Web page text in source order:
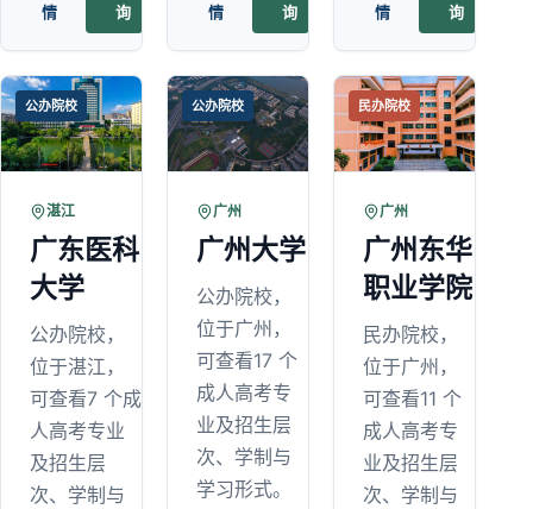
情
询
情
询
情
询
公办院校
湛江
广东医科
大学
公办院校，
位于湛江，
可查看7 个成
人高考专业
及招生层
次、学制与
公办院校
广州
广州大学
公办院校，
位于广州，
可查看17 个
成人高考专
业及招生层
次、学制与
学习形式。
民办院校
广州
广州东华
职业学院
民办院校，
位于广州，
可查看11 个
成人高考专
业及招生层
次、学制与